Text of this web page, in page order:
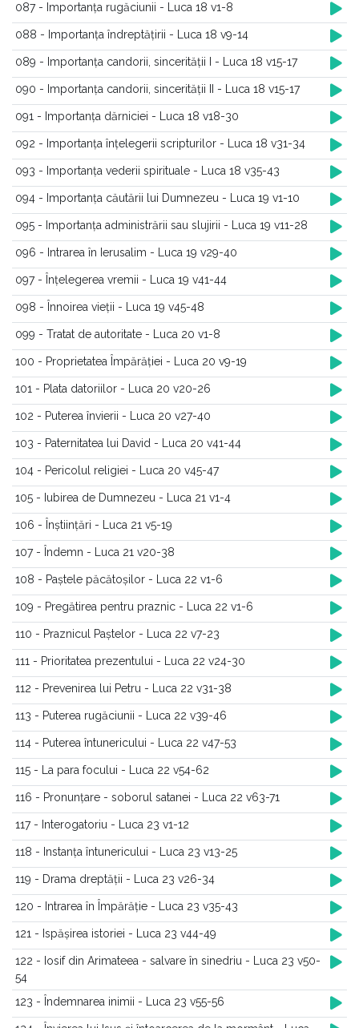
087 - Importanța rugăciunii - Luca 18 v1-8
088 - Importanța îndreptățirii - Luca 18 v9-14
089 - Importanța candorii, sincerității I - Luca 18 v15-17
090 - Importanța candorii, sincerității II - Luca 18 v15-17
091 - Importanța dărniciei - Luca 18 v18-30
092 - Importanța înțelegerii scripturilor - Luca 18 v31-34
093 - Importanța vederii spirituale - Luca 18 v35-43
094 - Importanța căutării lui Dumnezeu - Luca 19 v1-10
095 - Importanța administrării sau slujirii - Luca 19 v11-28
096 - Intrarea în Ierusalim - Luca 19 v29-40
097 - Înțelegerea vremii - Luca 19 v41-44
098 - Înnoirea vieții - Luca 19 v45-48
099 - Tratat de autoritate - Luca 20 v1-8
100 - Proprietatea Împărăției - Luca 20 v9-19
101 - Plata datoriilor - Luca 20 v20-26
102 - Puterea învierii - Luca 20 v27-40
103 - Paternitatea lui David - Luca 20 v41-44
104 - Pericolul religiei - Luca 20 v45-47
105 - Iubirea de Dumnezeu - Luca 21 v1-4
106 - Înștiințări - Luca 21 v5-19
107 - Îndemn - Luca 21 v20-38
108 - Paștele păcătoșilor - Luca 22 v1-6
109 - Pregătirea pentru praznic - Luca 22 v1-6
110 - Praznicul Paștelor - Luca 22 v7-23
111 - Prioritatea prezentului - Luca 22 v24-30
112 - Prevenirea lui Petru - Luca 22 v31-38
113 - Puterea rugăciunii - Luca 22 v39-46
114 - Puterea întunericului - Luca 22 v47-53
115 - La para focului - Luca 22 v54-62
116 - Pronunțare - soborul satanei - Luca 22 v63-71
117 - Interogatoriu - Luca 23 v1-12
118 - Instanța întunericului - Luca 23 v13-25
119 - Drama dreptății - Luca 23 v26-34
120 - Intrarea în Împărăție - Luca 23 v35-43
121 - Ispășirea istoriei - Luca 23 v44-49
122 - Iosif din Arimateea - salvare în sinedriu - Luca 23 v50-
54
123 - Îndemnarea inimii - Luca 23 v55-56